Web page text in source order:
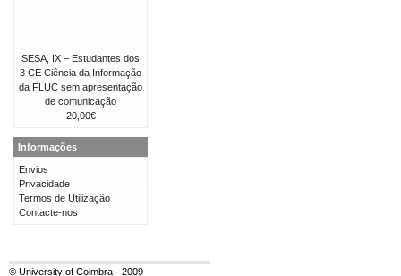
SESA, IX – Estudantes dos
3 CE Ciência da Informação
da FLUC sem apresentação
de comunicação
20,00€
Informações
Envios
Privacidade
Termos de Utilização
Contacte-nos
© University of Coimbra · 2009